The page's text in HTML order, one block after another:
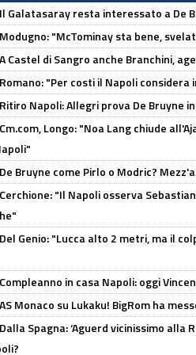
Il Galatasaray resta interessato a De
Modugno: "McTominay sta bene,
A Castel di Sangro anche Branchini,
Romano: "Per costi il Napoli
Ritiro Napoli: Allegri prova De Bruyne
Cm.com, Longo: "Noa Lang chiude
De Bruyne come Pirlo o Modric?
Cerchione: "Il Napoli osserva
Del Genio: "Lucca alto 2 metri, ma il
Compleanno in casa Napoli: oggi
AS Monaco su Lukaku! BigRom ha
Dalla Spagna: ‘Aguerd vicinissimo